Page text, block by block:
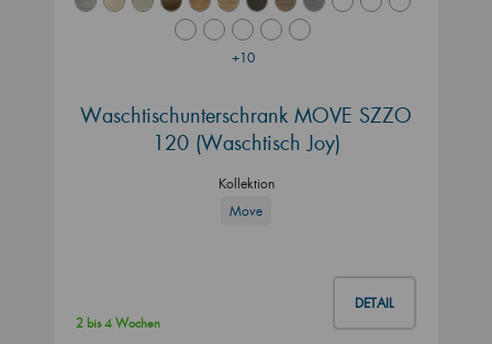
+10
Waschtischunterschrank MOVE SZZO
120 (Waschtisch Joy)
Kollektion
Move
DETAIL
2 bis 4 Wochen